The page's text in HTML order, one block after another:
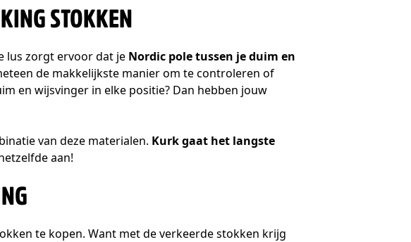
STOKKEN
lus zorgt ervoor dat je Nordic pole tussen je duim en
de makkelijkste manier om te controleren of
en wijsvinger in elke positie? Dan hebben jouw
van deze materialen. Kurk gaat het langste
aan!
te kopen. Want met de verkeerde stokken krijg